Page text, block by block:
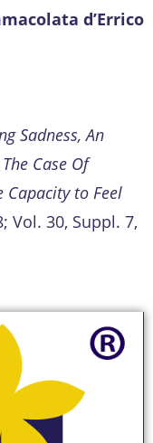
d’Errico
Sadness, An
Case Of
Capacity to Feel
Vol. 30, Suppl. 7,